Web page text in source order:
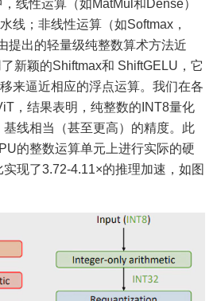
线性运算（如MatMul和Dense）
线；非线性运算（如Softmax，
提出的轻量级纯整数算术方法近
新颖的Shiftmax和 ShiftGELU，它
来逼近相应的浮点运算。我们在各
，结果表明，纯整数的INT8量化
线相当（甚至更高）的精度。此
的整数运算单元上进行实际的硬
现了3.72-4.11×的推理加速，如图